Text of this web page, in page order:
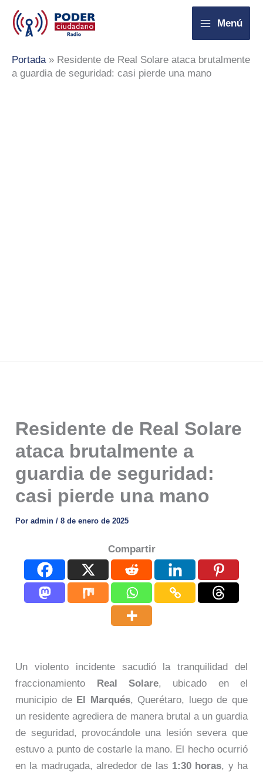
contenido
Menú
Portada» Residente de Real Solare ataca brutalmente
a guardia de seguridad: casi pierde una mano
Residente de Real Solare
ataca brutalmente a
guardia de seguridad:
casi pierde una mano
Poradmin/8 de enero de 2025
Compartir
Un violento incidente sacudió la tranquilidad del
fraccionamiento Real Solare, ubicado en el
municipio de El Marqués, Querétaro, luego de que
un residente agrediera de manera brutal a un guardia
de seguridad, provocándole una lesión severa que
estuvo a punto de costarle la mano. El hecho ocurrió
en la madrugada, alrededor de las 1:30 horas, y ha